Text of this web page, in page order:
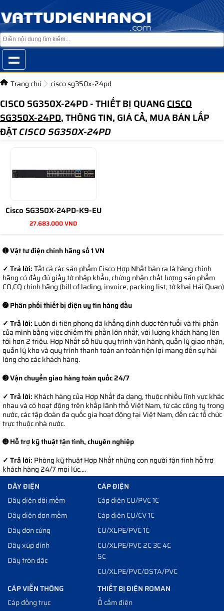
Trang chủ cisco sg350x-24pd
CISCO SG350X-24PD - THIẾT BỊ QUANGCISCO
SG350X-24PD, THÔNG TIN, GIÁ CẢ, MUA BÁN LẮP
ĐẶTCISCO SG350X-24PD
Cisco SG350X-24PD-K9-EU
27.683.000 VND
➊ Vật tư điện chính hãng số 1 VN
✓ Trả lời:Tất cả các sản phẩm Cisco Hợp Nhất bán ra là hàng chính
hãng có đầy đủ giấy tờ nhập khẩu, chứng nhận chất lượng sản phẩm
CO,CQ chính hãng (bill of lading, invoice, packing list, tờ khai Hải Quan)
➋ Phân phối thiết bị điện uy tín hàng đầu
✓ Trả lời: Luôn đi tiên phong đã khẳng định được tên tuổi và thị phần
của mình bằng việc chiếm thị phần lớn nhất, với lượng khách hàng lên
tới hơn 2 triệu. Hợp Nhất sở hữu quy trình vận hành, quản lý giao nhận,
quản lý kho và quy trình thanh toán an toàn tiện lợi mang đến sự hài
lòng cho các khách hàng.
➌ Vận chuyển giao hàng toàn quốc 24/7
✓ Trả lời: Khách hàng của Hợp Nhất đa dạng, thuộc nhiều lĩnh vực khác
nhau và có hoạt động trên khắp lãnh thổ Việt Nam, từ các công ty trong
nước, các tập đoàn đa quốc gia hoạt động tại Việt Nam, đến các tổ chức
trực thuộc nhà nước.
➍ Hỗ trợ kỹ thuật tận tình, chuyên nghiệp
✓ Trả lời: Phòng kỹ thuật Hợp Nhất những con người tận tình hỗ trợ
khách hàng 24/7 mọi lúc....
DÂY ĐIỆN
Dây điện đôi mềm
Dây điện đơn mềm
Dây đơn cứng
Dây xúp dính
Dây tròn đặc
CÁP ĐIỆN
Cáp điện CU/PVC 1C
Cáp điện CU/CV 1C
CU/XLPE/PVC 1C
CU/XLPE/PVC 2C 3C 4C
5C
CU/XLPE/PVC/DSTA/PVC
CÁP VIỄN THÔNG
Cáp đồng trục
THIẾT BỊ ĐIỆN ROMAN
Ổ cắm điện